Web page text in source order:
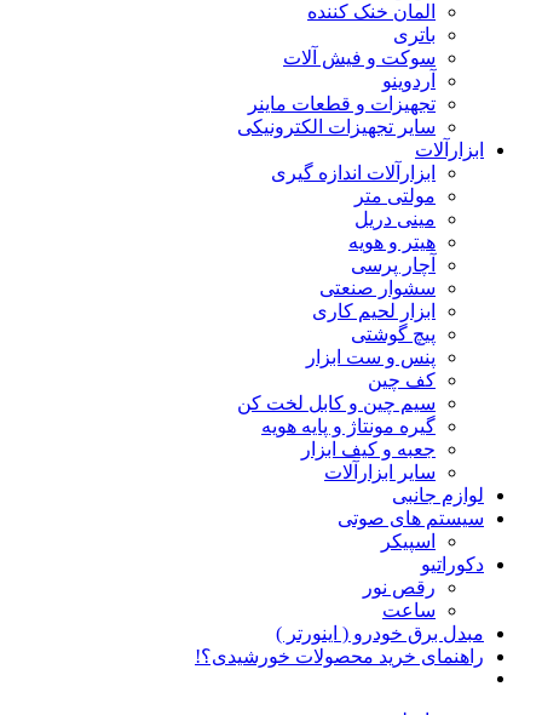
المان خنک کننده
باتری
سوکت و فیش آلات
آردوینو
تجهیزات و قطعات ماینر
سایر تجهیزات الکترونیکی
ابزارآلات
ابزارآلات اندازه گیری
مولتی متر
مینی دریل
هیتر و هویه
آچار پرسی
سشوار صنعتی
ابزار لحیم کاری
پیچ گوشتی
پنس و ست ابزار
کف چین
سیم چین و کابل لخت کن
گیره مونتاژ و پایه هویه
جعبه و کیف ابزار
سایر ابزارآلات
لوازم جانبی
سیستم های صوتی
اسپیکر
دکوراتیو
رقص نور
ساعت
مبدل برق خودرو ( اینورتر )
راهنمای خرید محصولات خورشیدی؟!